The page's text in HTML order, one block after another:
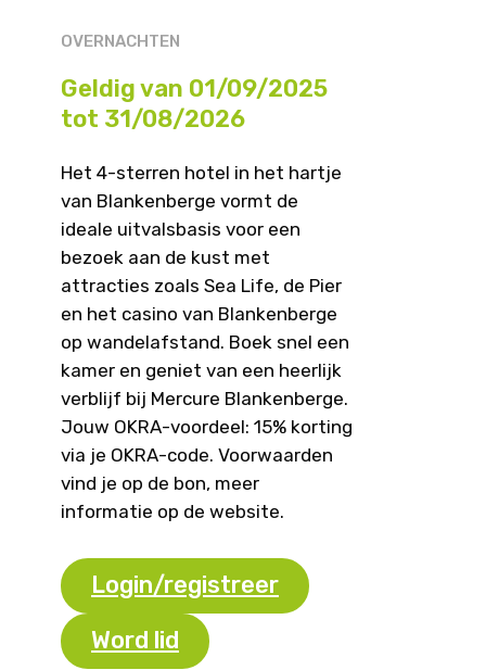
OVERNACHTEN
Geldig van 01/09/2025
tot 31/08/2026
Het 4-sterren hotel in het hartje
van Blankenberge vormt de
ideale uitvalsbasis voor een
bezoek aan de kust met
attracties zoals Sea Life, de Pier
en het casino van Blankenberge
op wandelafstand. Boek snel een
kamer en geniet van een heerlijk
verblijf bij Mercure Blankenberge.
Jouw OKRA-voordeel: 15% korting
via je OKRA-code. Voorwaarden
vind je op de bon, meer
informatie op de website.
Login/registreer
Word lid